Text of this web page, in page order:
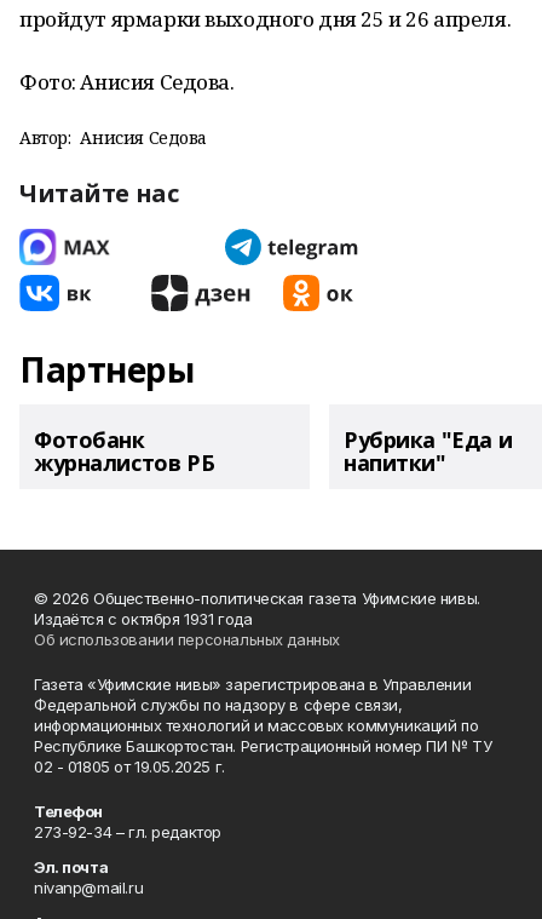
пройдут ярмарки выходного дня 25 и 26 апреля.
Фото: Анисия Седова.
Автор: Анисия Седова
Читайте нас
Партнеры
Фотобанк
журналистов РБ
Рубрика "Еда и
напитки"
© 2026 Общественно-политическая газета Уфимские нивы.
Издаётся с октября 1931 года
Об использовании персональных данных
Газета «Уфимские нивы» зарегистрирована в Управлении
Федеральной службы по надзору в сфере связи,
информационных технологий и массовых коммуникаций по
Республике Башкортостан. Регистрационный номер ПИ № ТУ
02 - 01805 от 19.05.2025 г.
Телефон
273-92-34 – гл. редактор
Эл. почта
nivanp@mail.ru